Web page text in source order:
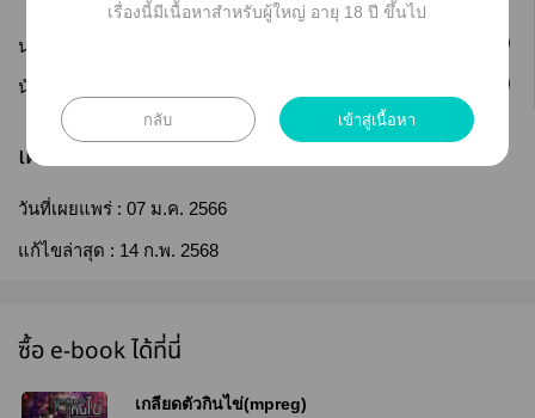
นามปากกา :
นักเขียน :
เผยแพร่
วันที่เผยแพร่ : 07 ม.ค. 2566
แก้ไขล่าสุด : 14 ก.พ. 2568
ซื้อ e-book ได้ที่นี่
เกลียดตัวกินไข่(mpreg)
เรื่องนี้มีเนื้อหาสำหรับผู้ใหญ่ อายุ 18 ปี ขึ้นไป
กลับ เข้าสู่เนื้อหา